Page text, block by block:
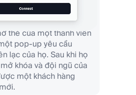
thẻ của một thành viên
pop-up yêu cầu
lạc của họ. Sau khi họ
khóa và đội ngũ của
một khách hàng